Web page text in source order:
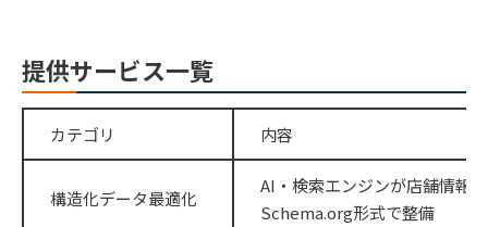
提供サービス一覧
カテゴリ 内容
構造化データ最適化
AI・検索エンジンが店舗情報
Schema.org形式で整備